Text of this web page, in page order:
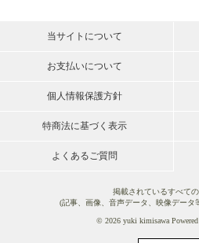
当サイトについて
お支払いについて
個人情報保護方針
特商法に基づく表示
よくあるご質問
掲載されているすべて
(記事、画像、音声データ、映像データ
© 2026 yuki kimisawa